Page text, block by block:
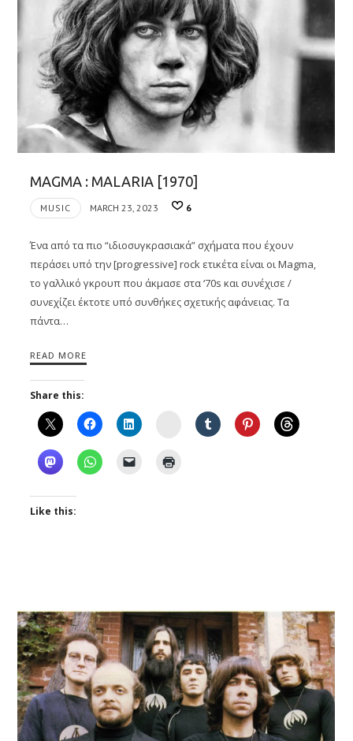
MAGMA : MALARIA [1970]
MUSIC MARCH 23, 2023 6
Ένα από τα πιο “ιδιοσυγκρασιακά” σχήματα που έχουν
περάσει υπό την [progressive] rock ετικέτα είναι οι Magma,
το γαλλικό γκρουπ που άκμασε στα ‘70s και συνέχισε /
συνεχίζει έκτοτε υπό συνθήκες σχετικής αφάνειας. Τα
πάντα…
READ MORE
Share this:
Instagram
Like this: